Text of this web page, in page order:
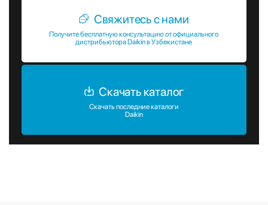
Свяжитесь с нами
Получите бесплатную консультацию от официального
дистрибьютора Daikin в Узбекистане
Скачать каталог
Скачать последние каталоги
Daikin